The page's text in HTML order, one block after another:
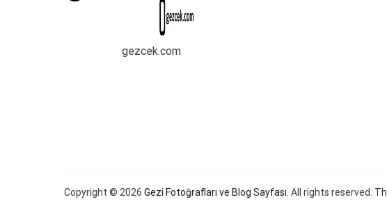
gezcek.com
Copyright © 2026 Gezi Fotoğrafları ve Blog Sayfası. All rights reserved.